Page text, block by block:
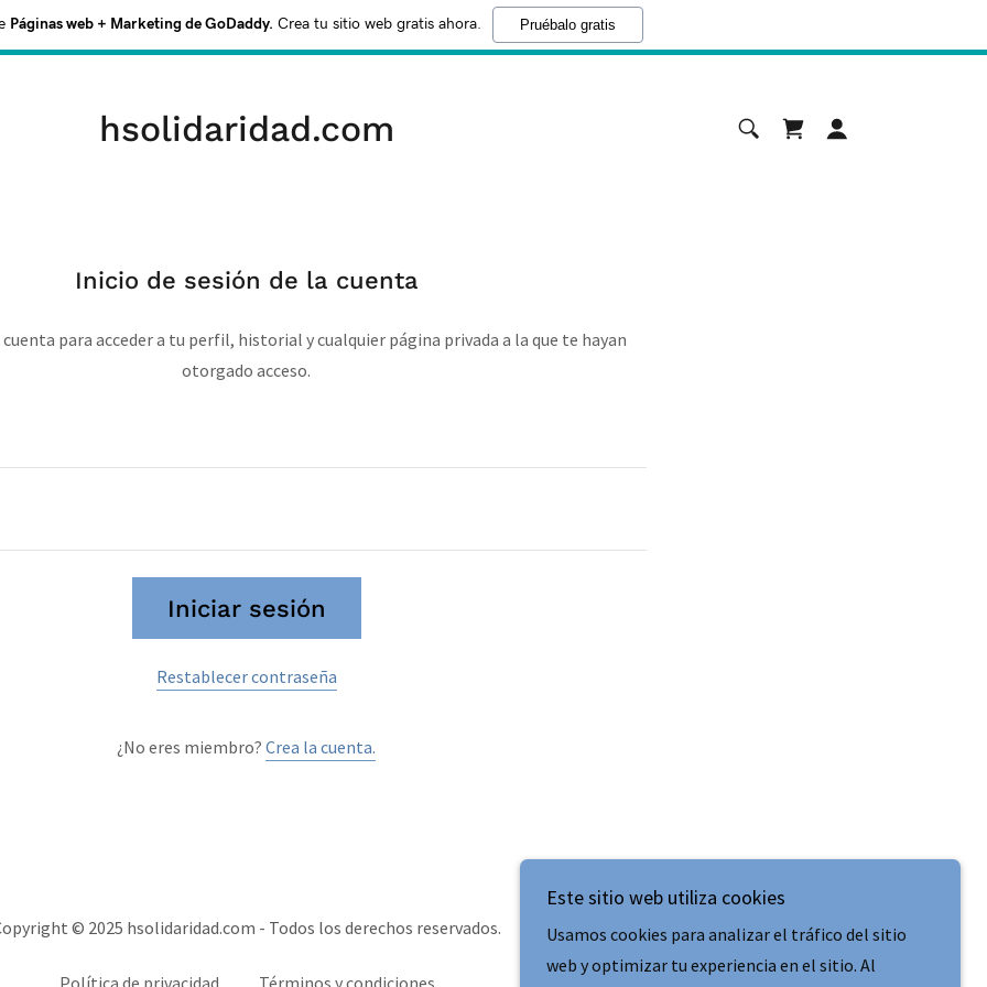
Páginas web + Marketing de GoDaddy. Crea tu sitio web gratis ahora. Pruébalo gratis
hsolidaridad.com
Inicio de sesión de la cuenta
para acceder a tu perfil, historial y cualquier página privada a la que te hayan
otorgado acceso.
Iniciar sesión
Restablecer contraseña
¿No eres miembro? Crea la cuenta.
© 2025 hsolidaridad.com - Todos los derechos reservados.
Política de privacidad Términos y condiciones
Este sitio web utiliza cookies
Usamos cookies para analizar el tráfico del sitio
web y optimizar tu experiencia en el sitio. Al